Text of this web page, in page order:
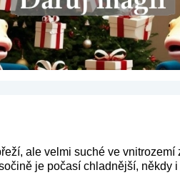
ale velmi suché ve
je počasí chladnější, někdy